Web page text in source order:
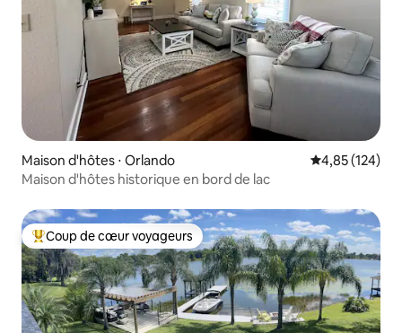
Maison d'hôtes ⋅ Orlando Évaluation
4,85 (124)
Maison d'hôtes historique en bord de lac
Coups de cœur voyageurs les plus appréciés
Coup de cœur voyageurs